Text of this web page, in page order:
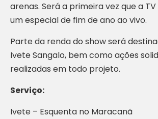
arenas. Será a primeira vez que a
um especial de fim de ano ao vivo.
Parte da renda do show será
Ivete Sangalo, bem como ações
realizadas em todo projeto.
Serviço:
Ivete – Esquenta no Maracanã